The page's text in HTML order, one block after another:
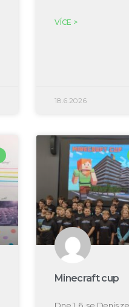
VÍCE >
18.6.2026
Minecraft cup